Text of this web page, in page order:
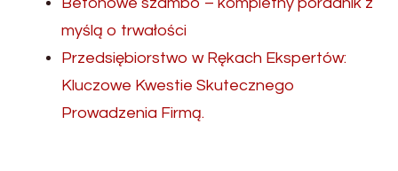
myślą o trwałości
Przedsiębiorstwo w Rękach Ekspertów:
Kluczowe Kwestie Skutecznego
Prowadzenia Firmą.